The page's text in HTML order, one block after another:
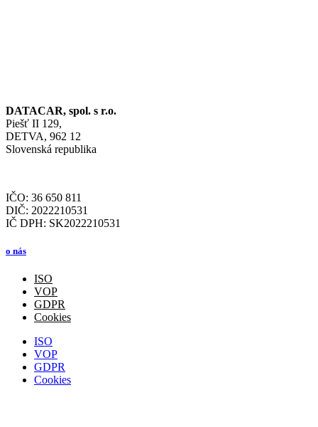
DATACAR, spol. s r.o.
Piešť II 129,
DETVA, 962 12
Slovenská republika
IČO: 36 650 811
DIČ: 2022210531
IČ DPH: SK2022210531
o nás
ISO
VOP
GDPR
Cookies
ISO
VOP
GDPR
Cookies